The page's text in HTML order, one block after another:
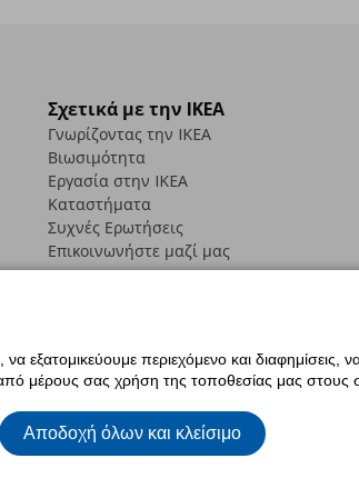
Σχετικά με την IKEA
Γνωρίζοντας την IKEA
Βιωσιμότητα
Εργασία στην IKEA
Καταστήματα
Συχνές Ερωτήσεις
Επικοινωνήστε μαζί μας
Έντυπο Επιστροφής / Ακύρωσης
περιεχόμενο και διαφημίσεις,
μέρους σας χρήση της τοποθεσίας μας στους
Αποδοχή όλων και κλείσιμο